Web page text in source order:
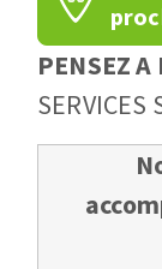
PENSEZ A
SERVICES